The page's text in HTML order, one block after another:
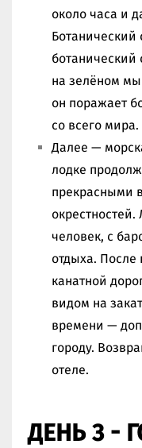
около часа и
Ботанический
ботанический
на зелёном
он поражает
со всего мира.
Далее —
лодке
прекрасными
человек, с
отдыха.
канатной
видом на
времени —
городу.
отеле.
ДЕНЬ 3 -